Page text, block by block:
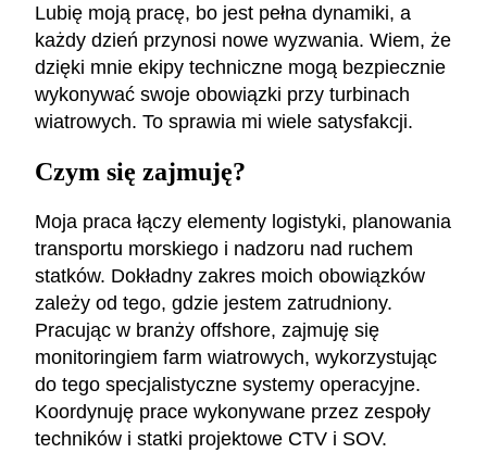
Lubię moją pracę, bo jest pełna dynamiki, a
każdy dzień przynosi nowe wyzwania. Wiem, że
dzięki mnie ekipy techniczne mogą bezpiecznie
wykonywać swoje obowiązki przy turbinach
wiatrowych. To sprawia mi wiele satysfakcji.
Czym się zajmuję?
Moja praca łączy elementy logistyki, planowania
transportu morskiego i nadzoru nad ruchem
statków. Dokładny zakres moich obowiązków
zależy od tego, gdzie jestem zatrudniony.
Pracując w branży offshore, zajmuję się
monitoringiem farm wiatrowych, wykorzystując
do tego specjalistyczne systemy operacyjne.
Koordynuję prace wykonywane przez zespoły
techników i statki projektowe CTV i SOV.